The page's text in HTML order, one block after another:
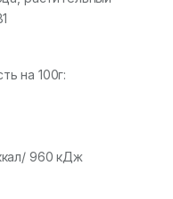
на 100г:
960 кДж